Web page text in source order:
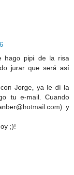
hago pipi de la risa
jurar que será así
Jorge, ya le dí la
tu e-mail. Cuando
y
;)!